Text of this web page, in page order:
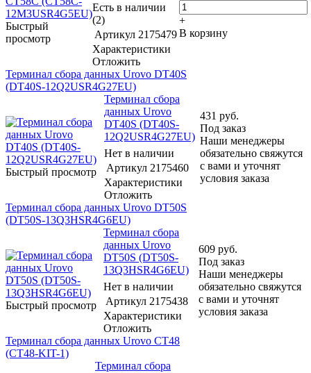
Быстрый
просмотр
Есть в наличии
(2)
Артикул 2175479
Характеристики
Отложить
+
В корзину
Терминал сбора данных Urovo DT40S
(DT40S-12Q2USR4G27EU)
Быстрый просмотр
Терминал сбора
данных Urovo
DT40S (DT40S-
12Q2USR4G27EU)
Нет в наличии
Артикул 2175460
Характеристики
Отложить
431 руб.
Под заказ
Наши менеджеры
обязательно свяжутся
с вами и уточнят
условия заказа
Терминал сбора данных Urovo DT50S
(DT50S-13Q3HSR4G6EU)
Быстрый просмотр
Терминал сбора
данных Urovo
DT50S (DT50S-
13Q3HSR4G6EU)
Нет в наличии
Артикул 2175438
Характеристики
Отложить
609 руб.
Под заказ
Наши менеджеры
обязательно свяжутся
с вами и уточнят
условия заказа
Терминал сбора данных Urovo CT48
(CT48-KIT-1)
Терминал сбора